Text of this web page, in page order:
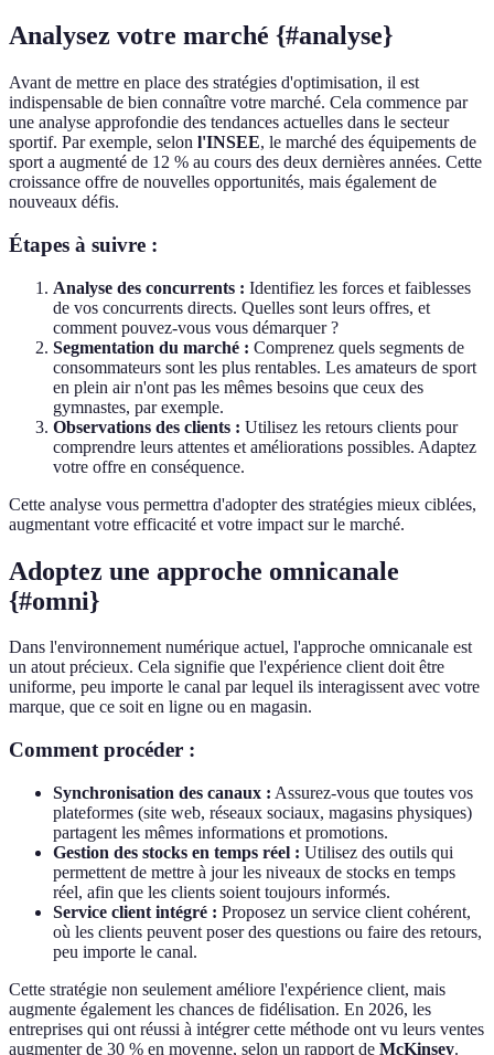
Analysez votre marché {#analyse}
Avant de mettre en place des stratégies d'optimisation, il est
indispensable de bien connaître votre marché. Cela commence par
une analyse approfondie des tendances actuelles dans le secteur
sportif. Par exemple, selon l'INSEE, le marché des équipements de
sport a augmenté de 12 % au cours des deux dernières années. Cette
croissance offre de nouvelles opportunités, mais également de
nouveaux défis.
Étapes à suivre :
Analyse des concurrents : Identifiez les forces et faiblesses
de vos concurrents directs. Quelles sont leurs offres, et
comment pouvez-vous vous démarquer ?
Segmentation du marché : Comprenez quels segments de
consommateurs sont les plus rentables. Les amateurs de sport
en plein air n'ont pas les mêmes besoins que ceux des
gymnastes, par exemple.
Observations des clients : Utilisez les retours clients pour
comprendre leurs attentes et améliorations possibles. Adaptez
votre offre en conséquence.
Cette analyse vous permettra d'adopter des stratégies mieux ciblées,
augmentant votre efficacité et votre impact sur le marché.
Adoptez une approche omnicanale
{#omni}
Dans l'environnement numérique actuel, l'approche omnicanale est
un atout précieux. Cela signifie que l'expérience client doit être
uniforme, peu importe le canal par lequel ils interagissent avec votre
marque, que ce soit en ligne ou en magasin.
Comment procéder :
Synchronisation des canaux : Assurez-vous que toutes vos
plateformes (site web, réseaux sociaux, magasins physiques)
partagent les mêmes informations et promotions.
Gestion des stocks en temps réel : Utilisez des outils qui
permettent de mettre à jour les niveaux de stocks en temps
réel, afin que les clients soient toujours informés.
Service client intégré : Proposez un service client cohérent,
où les clients peuvent poser des questions ou faire des retours,
peu importe le canal.
Cette stratégie non seulement améliore l'expérience client, mais
augmente également les chances de fidélisation. En 2026, les
entreprises qui ont réussi à intégrer cette méthode ont vu leurs ventes
augmenter de 30 % en moyenne, selon un rapport de McKinsey.